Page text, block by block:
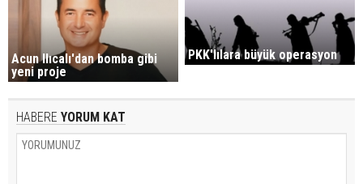
Acun Ilıcalı'dan bomba gibi
yeni proje
PKK'lılara büyük operasyon
HABERE YORUM KAT